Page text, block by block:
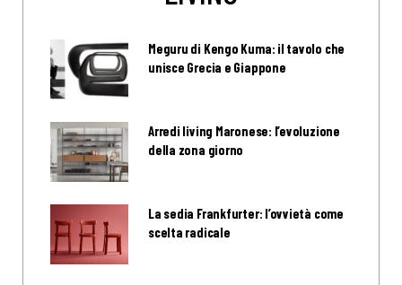
Meguru di Kengo Kuma: il tavolo che
unisce Grecia e Giappone
Arredi living Maronese: l’evoluzione
della zona giorno
La sedia Frankfurter: l’ovvietà come
scelta radicale